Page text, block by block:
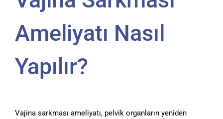
Ameliyatı Nasıl
Yapılır?
Vajina sarkması ameliyatı, pelvik organların yeniden